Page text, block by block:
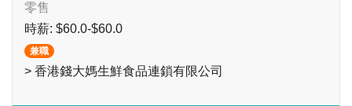
零售
時薪: $60.0-$60.0
兼職
> 香港錢大媽生鮮食品連鎖有限公司